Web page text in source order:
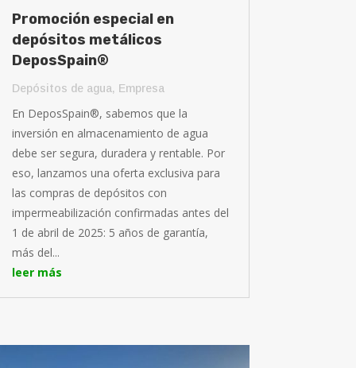
Promoción especial en
depósitos metálicos
DeposSpain®
Depósitos de agua, Empresa
En DeposSpain®, sabemos que la
inversión en almacenamiento de agua
debe ser segura, duradera y rentable. Por
eso, lanzamos una oferta exclusiva para
las compras de depósitos con
impermeabilización confirmadas antes del
1 de abril de 2025: 5 años de garantía,
más del...
leer más